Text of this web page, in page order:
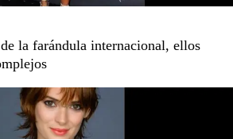
la farándula internacional, ellos